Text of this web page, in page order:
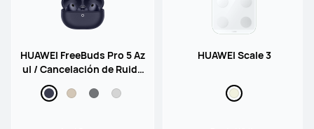
HUAWEI FreeBuds Pro 5 Az
ul / Cancelación de Ruido
mediante IA de Doble Moto
r / Sonido Ultrainmersivo
HUAWEI Scale 3